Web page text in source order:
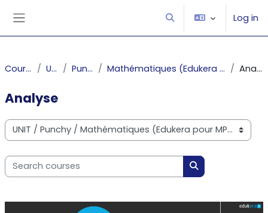
Toggle search input
Log in
Courses UNIT Punchy Mathématiques (Edukera pour MP2I) Analyse
Analyse
Course categories
Search courses
Search courses